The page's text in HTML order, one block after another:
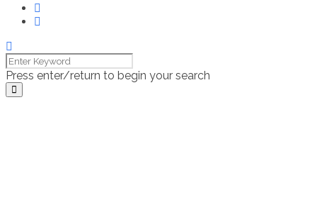
Press enter/return to begin your search